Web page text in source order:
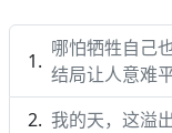
哪怕牺牲自己
结局让人意难平
我的天，这溢